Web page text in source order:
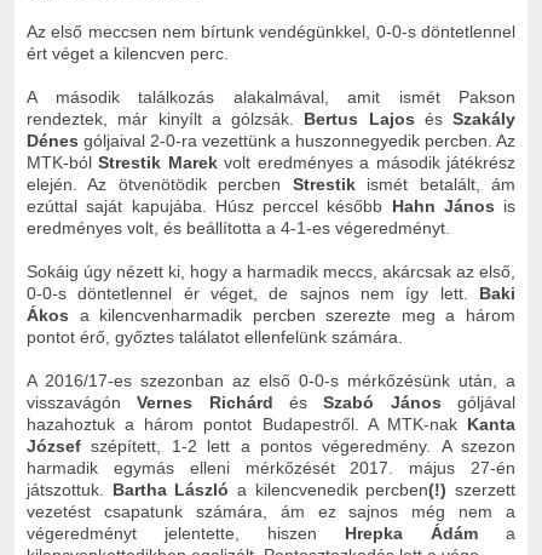
Az első meccsen nem bírtunk vendégünkkel, 0-0-s döntetlennel
ért véget a kilencven perc.
A második találkozás alakalmával, amit ismét Pakson
rendeztek, már kinyílt a gólzsák.
Bertus Lajos és Szakály
Dénes góljaival 2-0-ra vezettünk a huszonnegyedik percben. Az
MTK-bólStrestik Marekvolt eredményes a második játékrész
elején. Az ötvenötödik percben Strestikismét betalált, ám
ezúttal saját kapujába. Húsz perccel később Hahn János is
eredményes volt, és beállította a 4-1-es végeredményt.
Sokáig úgy nézett ki, hogy a harmadik meccs, akárcsak az első,
0-0-s döntetlennel ér véget, de sajnos nem így lett.
Baki
Ákos a kilencvenharmadik percben szerezte meg a három
pontot érő, győztes találatot ellenfelünk számára.
A 2016/17-es szezonban az első 0-0-s mérkőzésünk után, a
visszavágón
Vernes Richárd ésSzabó János góljával
hazahoztuk a három pontot Budapestről. A MTK-nak Kanta
József szépített, 1-2 lett a pontos végeredmény.
A szezon
harmadik egymás elleni mérkőzését 2017. május 27-én
játszottuk. Bartha László a kilencvenedik percben(!) szerzett
vezetést csapatunk számára, ám ez sajnos még nem a
végeredményt jelentette, hiszen Hrepka Ádám a